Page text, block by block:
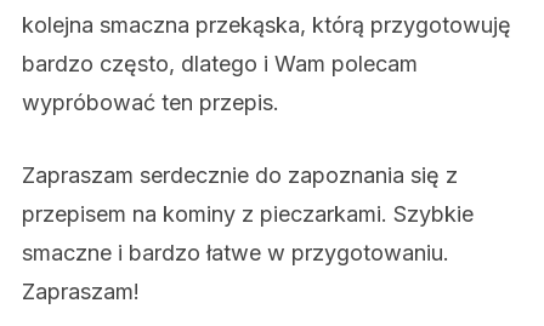
kolejna smaczna przekąska, którą przygotowuję
bardzo często, dlatego i Wam polecam
wypróbować ten przepis.
Zapraszam serdecznie do zapoznania się z
przepisem na kominy z pieczarkami. Szybkie
smaczne i bardzo łatwe w przygotowaniu.
Zapraszam!